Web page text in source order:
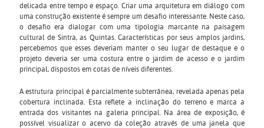
delicada entre tempo e espaço. Criar uma arquitetura em diálogo com
uma construção existente é sempre um desafio interessante. Neste caso,
o desafio era dialogar com uma tipologia marcante na paisagem
cultural de Sintra, as Quintas. Características por seus amplos jardins,
percebemos que esses deveriam manter o seu lugar de destaque e o
projeto deveria ser uma costura entre o jardim de acesso e o jardim
principal, dispostos em cotas de níveis diferentes.
A estrutura principal é parcialmente subterrânea, revelada apenas pela
cobertura inclinada. Esta reflete a inclinação do terreno e marca a
entrada dos visitantes na galeria principal. Na área de exposição, é
possível visualizar o acervo da coleção através de uma janela que